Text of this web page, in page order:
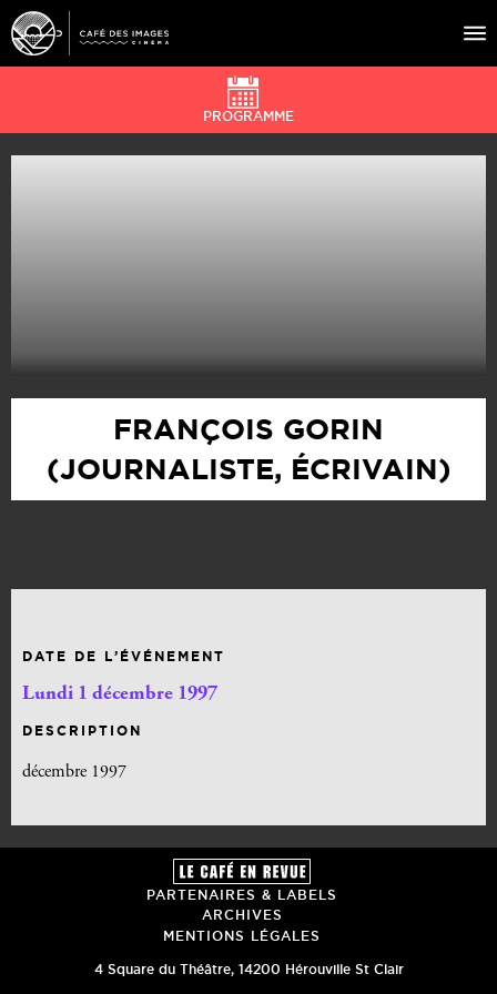
À L’AFFICHE
PROGRAMME
FRANÇOIS GORIN
(JOURNALISTE, ÉCRIVAIN)
DATE DE L’ÉVÉNEMENT
Lundi 1 décembre 1997
DESCRIPTION
décembre 1997
PARTENAIRES & LABELS
ARCHIVES
MENTIONS LÉGALES
4 Square du Théâtre, 14200 Hérouville St Clair